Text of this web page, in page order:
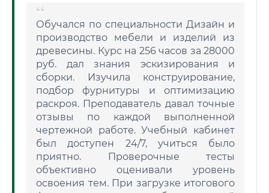
Обучался по специальности Дизайн и
производство мебели и изделий из
древесины. Курс на 256 часов за 28000
руб. дал знания эскизирования и
сборки. Изучила конструирование,
подбор фурнитуры и оптимизацию
раскроя. Преподаватель давал точные
отзывы по каждой выполненной
чертежной работе. Учебный кабинет
был доступен 24/7, учиться было
приятно. Проверочные тесты
объективно оценивали уровень
освоения тем. При загрузке итогового